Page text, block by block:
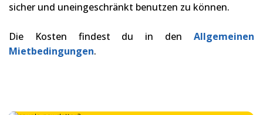
sicher und uneingeschränkt benutzen zu können.
Die Kosten findest du in den Allgemeinen
Mietbedingungen.